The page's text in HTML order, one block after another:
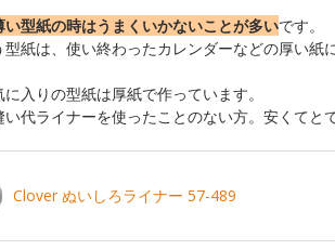
い型紙の時はうまくいかないことが多いです。
型紙は、使い終わったカレンダーなどの厚い紙
入りの型紙は厚紙で作っています。
い代ライナーを使ったことのない方。安くてと
Clover ぬいしろライナー 57-489